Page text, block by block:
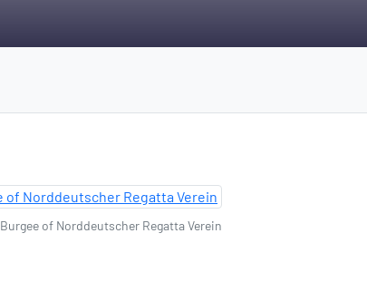
Burgee of Norddeutscher Regatta Verein